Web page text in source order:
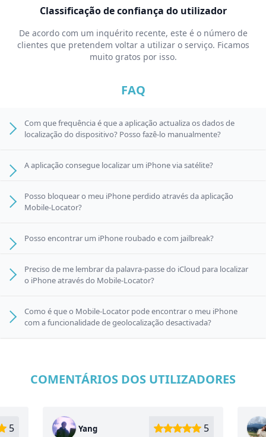
Classificação de confiança do utilizador
De acordo com um inquérito recente, este é o número de
clientes que pretendem voltar a utilizar o serviço. Ficamos
muito gratos por isso.
FAQ
Com que frequência é que a aplicação actualiza os dados de
localização do dispositivo? Posso fazê-lo manualmente?
A aplicação consegue localizar um iPhone via satélite?
Posso bloquear o meu iPhone perdido através da aplicação
Mobile-Locator?
Posso encontrar um iPhone roubado e com jailbreak?
Preciso de me lembrar da palavra-passe do iCloud para localizar
o iPhone através do Mobile-Locator?
Como é que o Mobile-Locator pode encontrar o meu iPhone
com a funcionalidade de geolocalização desactivada?
COMENTÁRIOS DOS UTILIZADORES
5 5